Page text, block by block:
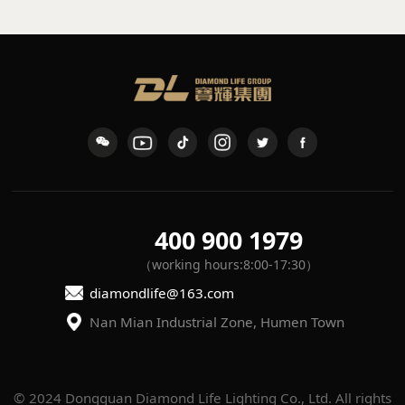
400 900 1979
（working hours:8:00-17:30）
diamondlife@163.com
Nan Mian Industrial Zone, Humen Town